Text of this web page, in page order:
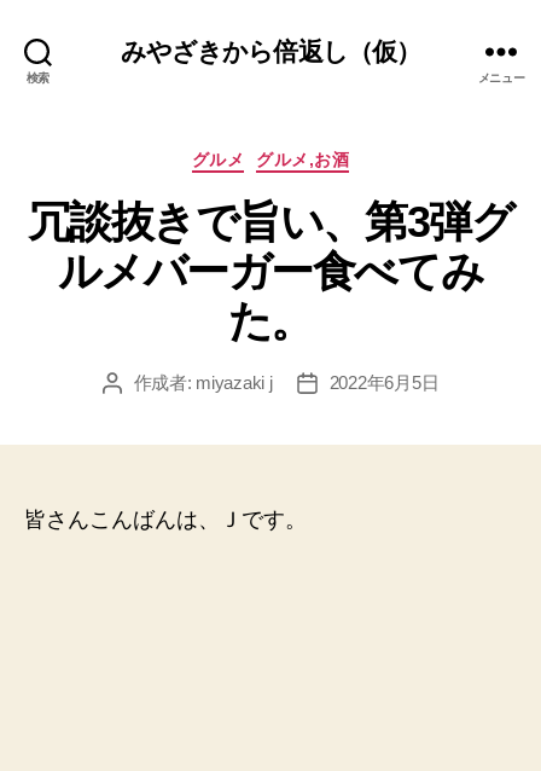
検索
みやざきから倍返し（仮）
メニュー
カ
ゴ
リ
ー
グルメ グルメ,お酒
冗談抜きで旨い、第3弾グ
ルメバーガー食べてみ
た。
投 作成者: miyazaki j
投
2022年6月5日
皆さんこんばんは、Ｊです。